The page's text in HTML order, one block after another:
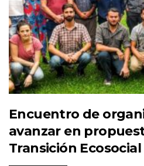
Encuentro de
avanzar en
Transición Ecosocial